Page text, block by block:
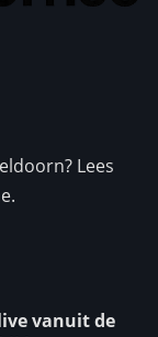
Lees
vanuit de